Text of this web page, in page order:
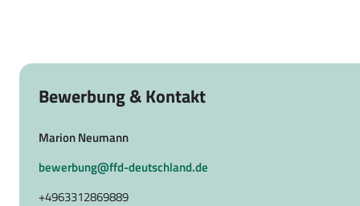
Bewerbung & Kontakt
Marion Neumann
bewerbung@ffd-deutschland.de
+4963312869889